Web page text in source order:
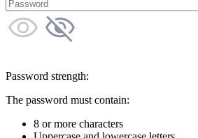
Password strength:
The password must contain:
8 or more characters